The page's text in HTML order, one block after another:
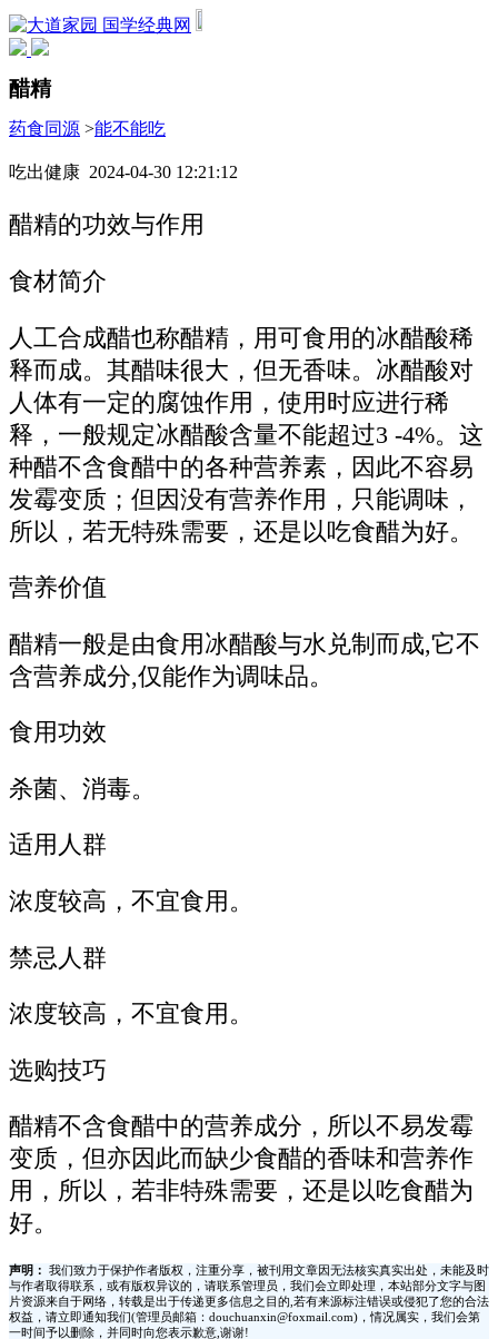
国学经典网
醋精
药食同源 >能不能吃
吃出健康 2024-04-30 12:21:12
醋精的功效与作用
食材简介
人工合成醋也称醋精，用可食用的冰醋酸稀
释而成。其醋味很大，但无香味。冰醋酸对
人体有一定的腐蚀作用，使用时应进行稀
释，一般规定冰醋酸含量不能超过3 -4%。这
种醋不含食醋中的各种营养素，因此不容易
发霉变质；但因没有营养作用，只能调味，
所以，若无特殊需要，还是以吃食醋为好。
营养价值
醋精一般是由食用冰醋酸与水兑制而成,它不
含营养成分,仅能作为调味品。
食用功效
杀菌、消毒。
适用人群
浓度较高，不宜食用。
禁忌人群
浓度较高，不宜食用。
选购技巧
醋精不含食醋中的营养成分，所以不易发霉
变质，但亦因此而缺少食醋的香味和营养作
用，所以，若非特殊需要，还是以吃食醋为
好。
声明：
我们致力于保护作者版权，注重分享，被刊用文章因无法核实真实出处，未能及时
与作者取得联系，或有版权异议的，请联系管理员，我们会立即处理，本站部分文字与图
片资源来自于网络，转载是出于传递更多信息之目的,若有来源标注错误或侵犯了您的合法
权益，请立即通知我们(管理员邮箱：douchuanxin@foxmail.com)，情况属实，我们会第
一时间予以删除，并同时向您表示歉意,谢谢!